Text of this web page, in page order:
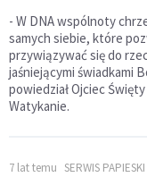
- W DNA wspólnoty
samych siebie, które
przywiązywać się do
jaśniejącymi świadkami
powiedział Ojciec
Watykanie.
7 lat temu SERWIS PAPIESKI